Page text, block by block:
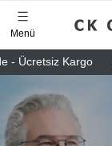
- Ücretsiz Kargo
Menü